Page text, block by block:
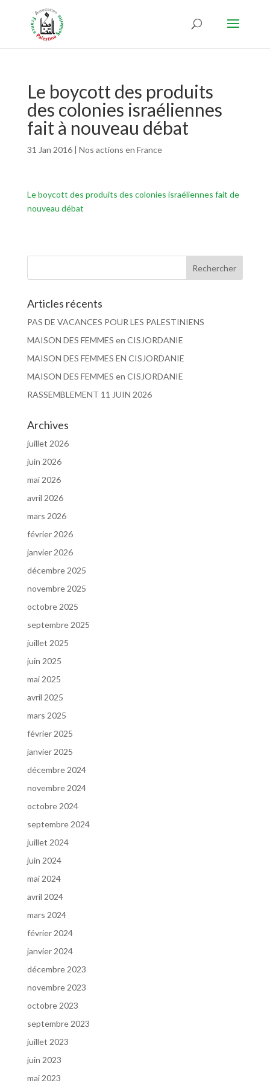
Le boycott des produits
des colonies israéliennes
fait à nouveau débat
31 Jan 2016| Nos actions en France
Le boycott des produits des colonies israéliennes fait de
nouveau débat
Articles récents
PAS DE VACANCES POUR LES PALESTINIENS
MAISON DES FEMMES en CISJORDANIE
MAISON DES FEMMES EN CISJORDANIE
MAISON DES FEMMES en CISJORDANIE
RASSEMBLEMENT 11 JUIN 2026
Archives
juillet 2026
juin 2026
mai 2026
avril 2026
mars 2026
février 2026
janvier 2026
décembre 2025
novembre 2025
octobre 2025
septembre 2025
juillet 2025
juin 2025
mai 2025
avril 2025
mars 2025
février 2025
janvier 2025
décembre 2024
novembre 2024
octobre 2024
septembre 2024
juillet 2024
juin 2024
mai 2024
avril 2024
mars 2024
février 2024
janvier 2024
décembre 2023
novembre 2023
octobre 2023
septembre 2023
juillet 2023
juin 2023
mai 2023